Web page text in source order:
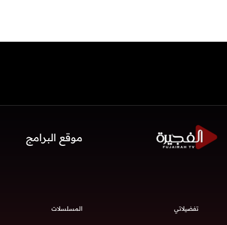
موقع البرامج
تفضيلاتي المسلسلات